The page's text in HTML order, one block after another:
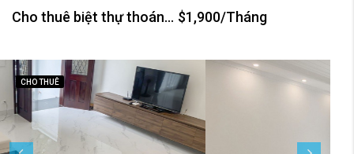
Cho thuê biệt thự thoáng đẹp tại Vinhomes The Harmony $1,900/Tháng
CHO THUÊ